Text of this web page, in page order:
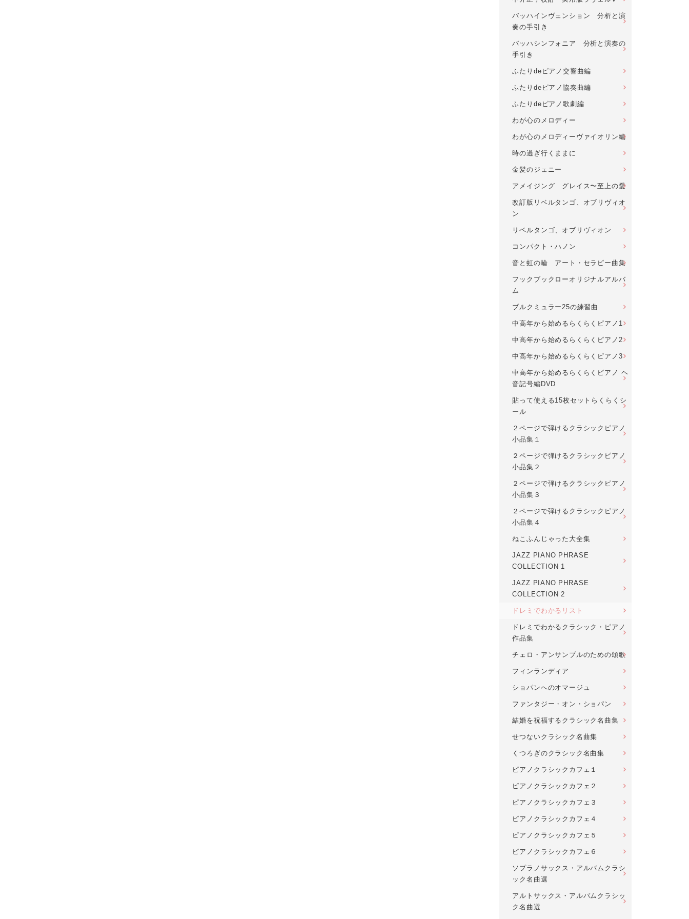
バッハインヴェンション 分析と演
奏の手引き
バッハシンフォニア 分析と演奏の
手引き
ふたりdeピアノ交響曲編
ふたりdeピアノ協奏曲編
ふたりdeピアノ歌劇編
わが心のメロディー
わが心のメロディーヴァイオリン編
時の過ぎ行くままに
金髪のジェニー
アメイジング グレイス〜至上の愛
改訂版リベルタンゴ、オブリヴィオ
ン
リベルタンゴ、オブリヴィオン
コンパクト・ハノン
音と虹の輪 アート・セラピー曲集
フックブックローオリジナルアルバ
ム
ブルクミュラー25の練習曲
中高年から始めるらくらくピアノ1
中高年から始めるらくらくピアノ2
中高年から始めるらくらくピアノ3
中高年から始めるらくらくピアノ ヘ
音記号編DVD
貼って使える15枚セットらくらくシ
ール
２ページで弾けるクラシックピアノ
小品集１
２ページで弾けるクラシックピアノ
小品集２
２ページで弾けるクラシックピアノ
小品集３
２ページで弾けるクラシックピアノ
小品集４
ねこふんじゃった大全集
JAZZ PIANO PHRASE
COLLECTION 1
JAZZ PIANO PHRASE
COLLECTION 2
ドレミでわかるリスト
ドレミでわかるクラシック・ピアノ
作品集
チェロ・アンサンブルのための頌歌
フィンランディア
ショパンへのオマージュ
ファンタジー・オン・ショパン
結婚を祝福するクラシック名曲集
せつないクラシック名曲集
くつろぎのクラシック名曲集
ピアノクラシックカフェ１
ピアノクラシックカフェ２
ピアノクラシックカフェ３
ピアノクラシックカフェ４
ピアノクラシックカフェ５
ピアノクラシックカフェ６
ソプラノサックス・アルバムクラシ
ック名曲選
アルトサックス・アルバムクラシッ
ク名曲選